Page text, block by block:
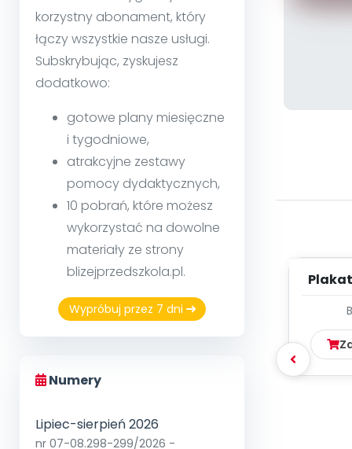
korzystny abonament, który
łączy wszystkie nasze usługi.
Subskrybując, zyskujesz
dodatkowo:
gotowe plany miesięczne
i tygodniowe,
atrakcyjne zestawy
pomocy dydaktycznych,
10 pobrań, które możesz
wykorzystać na dowolne
materiały ze strony
blizejprzedszkola.pl.
Wypróbuj przez 7 dni
Numery
Lipiec-sierpień 2026
nr 07-08.298-299/2026 -